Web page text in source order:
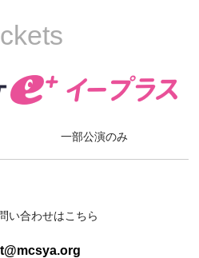
一部公演のみ
い合わせはこちら